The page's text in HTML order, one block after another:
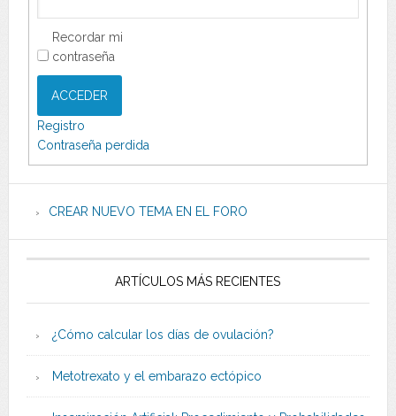
Recordar mi
contraseña
ACCEDER
Registro
Contraseña perdida
CREAR NUEVO TEMA EN EL FORO
ARTÍCULOS MÁS RECIENTES
¿Cómo calcular los días de ovulación?
Metotrexato y el embarazo ectópico